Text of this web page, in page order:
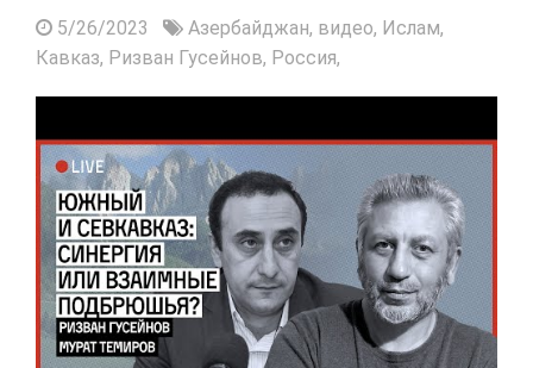
5/26/2023 Азербайджан, видео, Ислам,
Кавказ, Ризван Гусейнов, Россия,